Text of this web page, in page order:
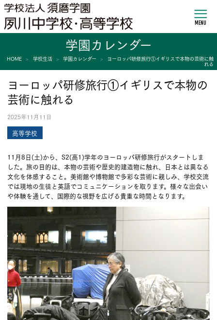
MENU
学園カレンダー
HOME 学校生活 学園カレンダー ヨーロッパ研修旅行①イギリスで本物の芸術に触
れる
ヨーロッパ研修旅行①イギリスで本物の
芸術に触れる
2025年11月11日
高等学校
11月8日(土)から、S2(高1)学年のヨーロッパ研修旅行がスタートしま
した。旅の目的は、本物の芸術や歴史的建造物に触れ、日本とは異なる
文化を体感すること。美術館や博物館で多彩な芸術に親しみ、学校交流
では現地の生徒と英語でコミュニケーションを取ります。様々な出会い
や体験を通して、国際的な視野を広げる貴重な時間となります。